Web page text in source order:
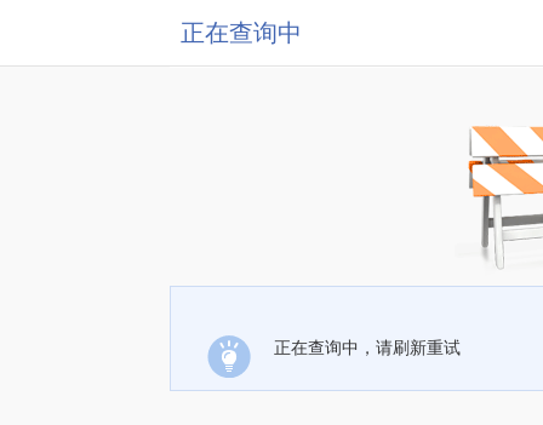
正在查询中
正在查询中，请刷新重试